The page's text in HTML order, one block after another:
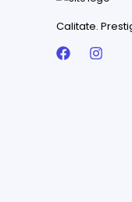
Calitate.